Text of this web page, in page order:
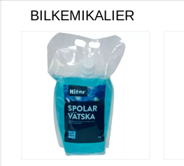
BILKEMIKALIER